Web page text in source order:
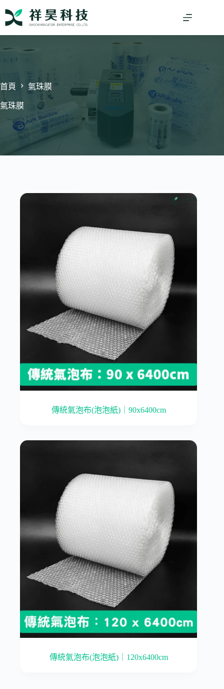
首頁 氣珠膜
氣珠膜
傳統氣泡布(泡泡紙)｜90x6400cm
傳統氣泡布(泡泡紙)｜120x6400cm